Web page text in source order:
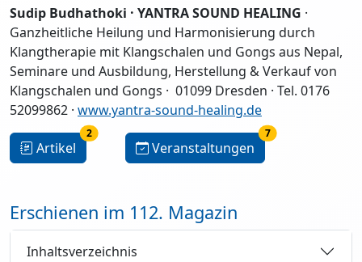
Sudip Budhathoki · YANTRA SOUND HEALING ·
Ganzheitliche Heilung und Harmonisierung durch
Klangtherapie mit Klangschalen und Gongs aus Nepal,
Seminare und Ausbildung, Herstellung & Verkauf von
Klangschalen und Gongs · 01099 Dresden · Tel. 0176
52099862 · www.yantra-sound-healing.de
Artikel
2
Veranstaltungen
7
Erschienen im 112. Magazin
Inhaltsverzeichnis